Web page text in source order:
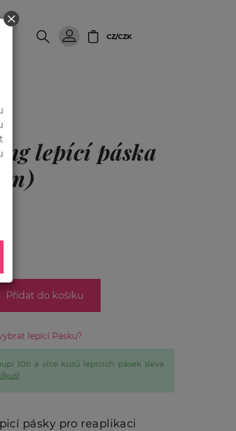
CZ/CZK
lepící páska
Přidat do košíku
lepící Pásku?
10ti a více kusů lepících pásek sleva
kus!
pásky pro reaplikaci